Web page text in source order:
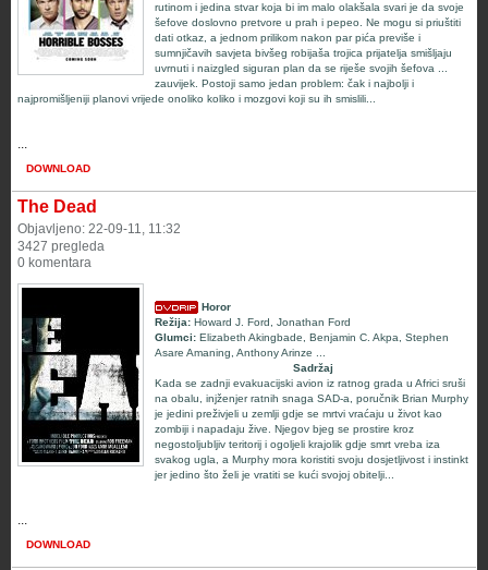
rutinom i jedina stvar koja bi im malo olakšala svari je da svoje
šefove doslovno pretvore u prah i pepeo. Ne mogu si priuštiti
dati otkaz, a jednom prilikom nakon par pića previše i
sumnjičavih savjeta bivšeg robijaša trojica prijatelja smišljaju
uvrnuti i naizgled siguran plan da se riješe svojih šefova ...
zauvijek. Postoji samo jedan problem: čak i najbolji i
najpromišljeniji planovi vrijede onoliko koliko i mozgovi koji su ih smislili...
...
DOWNLOAD
The Dead
Objavljeno: 22-09-11, 11:32
3427 pregleda
0 komentara
Horor
Režija: Howard J. Ford
Jonathan Ford
Glumci: Elizabeth Akingbade Benjamin C. Akpa
Stephen
Asare Amaning Anthony Arinze
Sadržaj
Kada se zadnji evakuacijski avion iz ratnog grada u Africi sruši
na obalu, injženjer ratnih snaga SAD-a, poručnik Brian Murphy
je jedini preživjeli u zemlji gdje se mrtvi vraćaju u život kao
zombiji i napadaju žive. Njegov bjeg se prostire kroz
negostoljubljiv teritorij i ogoljeli krajolik gdje smrt vreba iza
svakog ugla, a Murphy mora koristiti svoju dosjetljivost i instinkt
jer jedino što želi je vratiti se kući svojoj obitelji...
...
DOWNLOAD